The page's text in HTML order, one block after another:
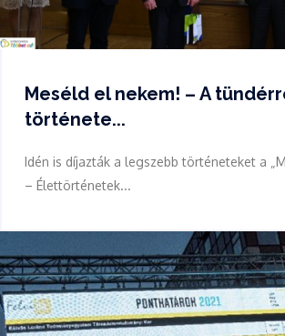
Meséld el nekem! – A
története...
Idén is díjazták a legszebb történeteket a
– Élettörténetek...